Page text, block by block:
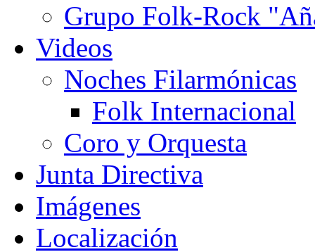
Grupo Folk-Rock
Videos
Noches Filarmónicas
Folk Internacional
Coro y Orquesta
Junta Directiva
Imágenes
Localización